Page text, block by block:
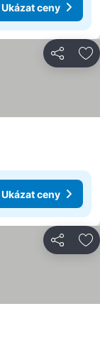
Ukázat ceny
Sdílet
Ukázat ceny
Sdílet